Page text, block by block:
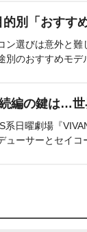
別「おすす
ン選びは意外と
別のおすすめモデ
続編の鍵は…
系日曜劇場『
ューサーとセイコ